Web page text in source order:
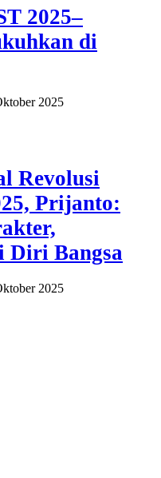
2025–
di
2025
Revolusi
Prijanto:
Diri Bangsa
2025